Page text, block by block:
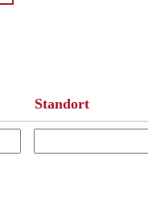
Standort